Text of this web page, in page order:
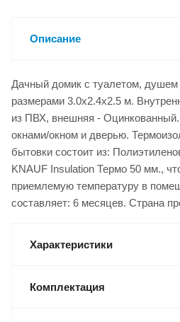
Описание
Дачный домик с туалетом, душем
размерами 3.0x2.4x2.5 м.
из ПВХ, внешняя -
окнами/окном и дверью.
бытовки состоит из:
KNAUF Insulation Термо 50 мм.,
приемлемую температуру в
составляет: 6 месяцев. Страна
Характеристики
Комплектация